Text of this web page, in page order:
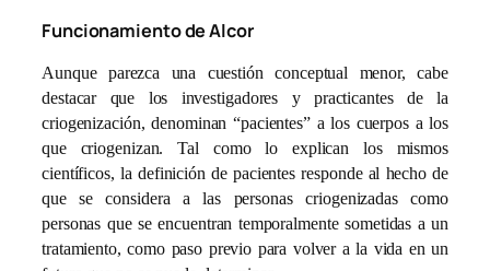
Funcionamiento de Alcor
Aunque parezca una cuestión conceptual menor, cabe
destacar que los investigadores y practicantes de la
criogenización, denominan “pacientes” a los cuerpos a los
que criogenizan. Tal como lo explican los mismos
científicos, la definición de pacientes responde al hecho de
que se considera a las personas criogenizadas como
personas que se encuentran temporalmente sometidas a un
tratamiento, como paso previo para volver a la vida en un